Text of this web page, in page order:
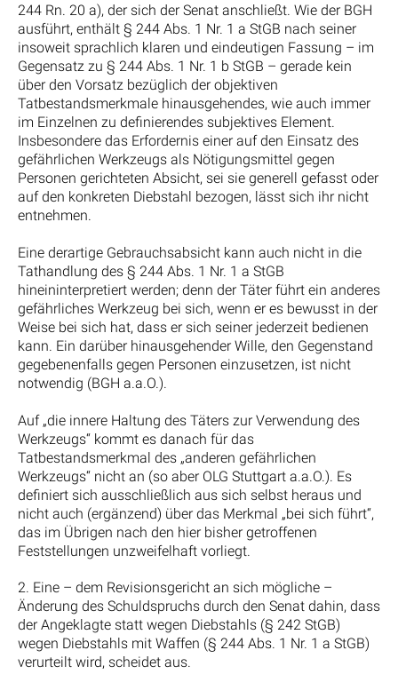
244 Rn. 20 a), der sich der Senat anschließt. Wie der BGH
ausführt, enthält § 244 Abs. 1 Nr. 1 a StGB nach seiner
insoweit sprachlich klaren und eindeutigen Fassung – im
Gegensatz zu § 244 Abs. 1 Nr. 1 b StGB – gerade kein
über den Vorsatz bezüglich der objektiven
Tatbestandsmerkmale hinausgehendes, wie auch immer
im Einzelnen zu definierendes subjektives Element.
Insbesondere das Erfordernis einer auf den Einsatz des
gefährlichen Werkzeugs als Nötigungsmittel gegen
Personen gerichteten Absicht, sei sie generell gefasst oder
auf den konkreten Diebstahl bezogen, lässt sich ihr nicht
entnehmen.
Eine derartige Gebrauchsabsicht kann auch nicht in die
Tathandlung des § 244 Abs. 1 Nr. 1 a StGB
hineininterpretiert werden; denn der Täter führt ein anderes
gefährliches Werkzeug bei sich, wenn er es bewusst in der
Weise bei sich hat, dass er sich seiner jederzeit bedienen
kann. Ein darüber hinausgehender Wille, den Gegenstand
gegebenenfalls gegen Personen einzusetzen, ist nicht
notwendig (BGH a.a.O.).
Auf „die innere Haltung des Täters zur Verwendung des
Werkzeugs“ kommt es danach für das
Tatbestandsmerkmal des „anderen gefährlichen
Werkzeugs“ nicht an (so aber OLG Stuttgart a.a.O.). Es
definiert sich ausschließlich aus sich selbst heraus und
nicht auch (ergänzend) über das Merkmal „bei sich führt“,
das im Übrigen nach den hier bisher getroffenen
Feststellungen unzweifelhaft vorliegt.
2. Eine – dem Revisionsgericht an sich mögliche –
Änderung des Schuldspruchs durch den Senat dahin, dass
der Angeklagte statt wegen Diebstahls (§ 242 StGB)
wegen Diebstahls mit Waffen (§ 244 Abs. 1 Nr. 1 a StGB)
verurteilt wird, scheidet aus.